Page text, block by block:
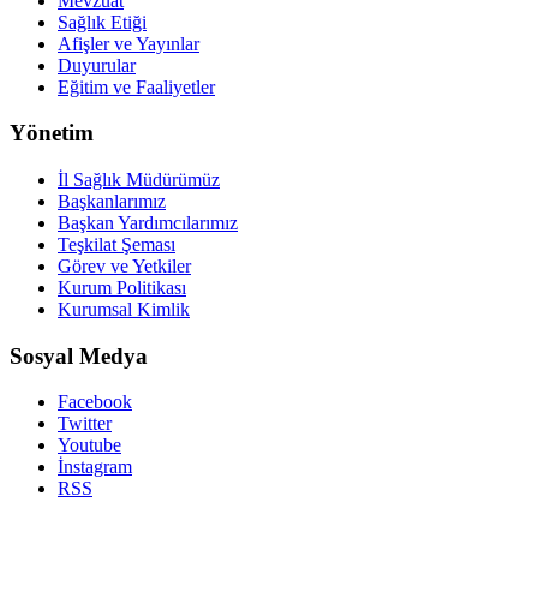
Sağlık Etiği
Afişler ve Yayınlar
Duyurular
Eğitim ve Faaliyetler
Yönetim
İl Sağlık Müdürümüz
Başkanlarımız
Başkan Yardımcılarımız
Teşkilat Şeması
Görev ve Yetkiler
Kurum Politikası
Kurumsal Kimlik
Sosyal Medya
Facebook
Twitter
Youtube
İnstagram
RSS